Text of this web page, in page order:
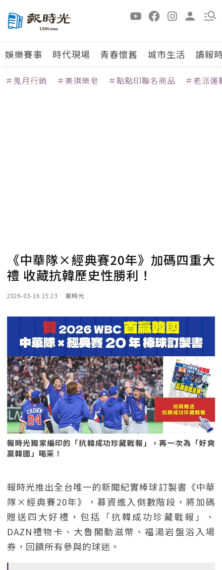
娛樂賽事 時代現場 青春懷舊 城市生活 讀報
＃鬼月行銷 ＃美琪樂皂 ＃點點印聯名商品 ＃老派運
《中華隊×經典賽20年》加碼四重大
禮 收藏抗韓歷史性勝利！
2026-03-16 15:23 報時光
報時光獨家編印的「抗韓成功珍藏戰報」，再一次為「好爽
贏韓國」喝采！
報時光推出全台唯一的新聞紀實棒球訂製書《中華
隊×經典賽20年》，募資進入倒數階段，將加碼
贈送四大好禮，包括「抗韓成功珍藏戰報」、
DAZN禮物卡、大魯閣動滋幣、福湯岩盤浴入場
券，回饋所有參與的球迷。